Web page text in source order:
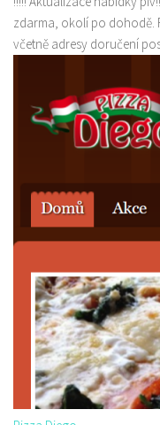
zdarma, okolí po dohodě.
včetně adresy doručení